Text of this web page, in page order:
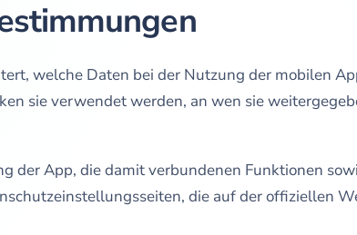
welche Daten bei der Nutzung der mobilen
sie verwendet werden, an wen sie
der App, die damit verbundenen Funktionen
die auf der offiziellen